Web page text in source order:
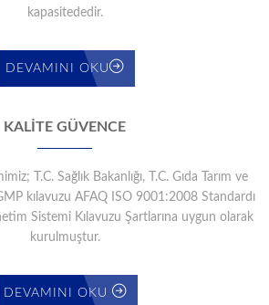
kapasitededir.
DEVAMINI OKU
KALİTE GÜVENCE
T.C. Sağlık Bakanlığı, T.C. Gıda Tarım ve
kılavuzu AFAQ ISO 9001:2008 Standardı
Sistemi Kılavuzu Şartlarına uygun olarak
kurulmuştur.
DEVAMINI OKU